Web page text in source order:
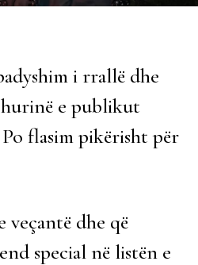
i rrallë dhe
e publikut
flasim pikërisht për
veçantë dhe që
special në listën e